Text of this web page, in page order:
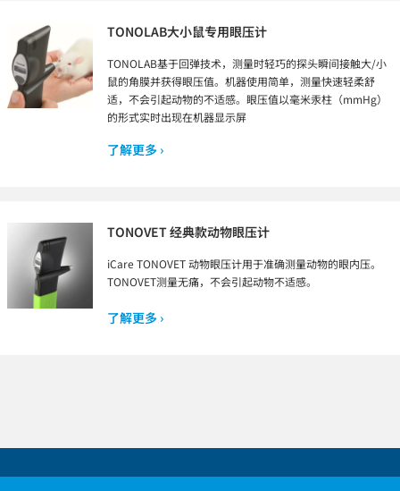
TONOLAB大小鼠专用眼压计
TONOLAB基于回弹技术，测量时轻巧的探头瞬间接触大/小
鼠的角膜并获得眼压值。机器使用简单，测量快速轻柔舒
适，不会引起动物的不适感。眼压值以毫米汞柱（mmHg）
的形式实时出现在机器显示屏
了解更多 ›
TONOVET 经典款动物眼压计
iCare TONOVET 动物眼压计用于准确测量动物的眼内压。
TONOVET测量无痛，不会引起动物不适感。
了解更多 ›